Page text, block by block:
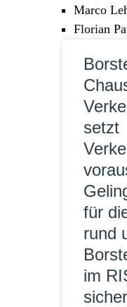
Marco
Florian
setzt
für
rund
im